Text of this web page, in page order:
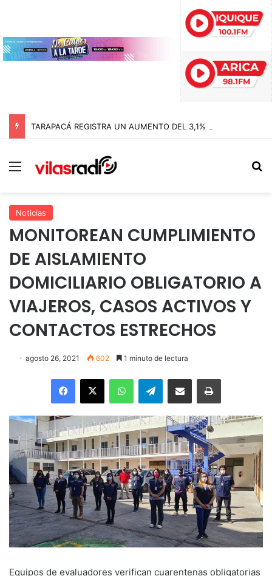
Menú
Noticias
MONITOREAN CUMPLIMIENTO
DE AISLAMIENTO
DOMICILIARIO OBLIGATORIO A
VIAJEROS, CASOS ACTIVOS Y
CONTACTOS ESTRECHOS
agosto 26, 2021 602 1 minuto de lectura
Facebook
X WhatsAppTelegramEnviar vía email Imprimir
Equipos de evaluadores verifican cuarentenas obligatorias